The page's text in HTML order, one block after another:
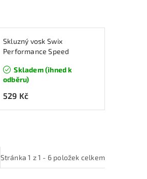
Skluzný vosk Swix
Performance Speed
červený
Skladem (ihned k
odběru)
529 Kč
Stránka1 z1 - 6 položek celkem